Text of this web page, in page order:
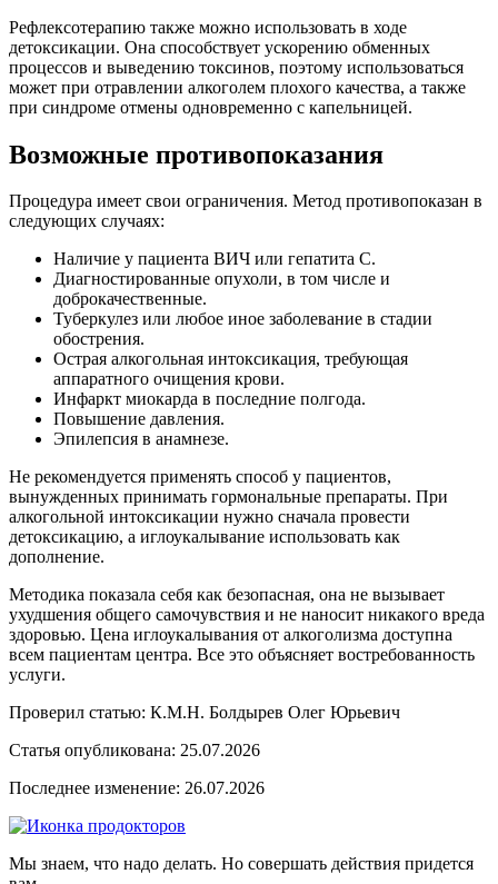
Рефлексотерапию также можно использовать в ходе
детоксикации. Она способствует ускорению обменных
процессов и выведению токсинов, поэтому использоваться
может при отравлении алкоголем плохого качества, а также
при синдроме отмены одновременно с капельницей.
Возможные противопоказания
Процедура имеет свои ограничения. Метод противопоказан в
следующих случаях:
Наличие у пациента ВИЧ или гепатита С.
Диагностированные опухоли, в том числе и
доброкачественные.
Туберкулез или любое иное заболевание в стадии
обострения.
Острая алкогольная интоксикация, требующая
аппаратного очищения крови.
Инфаркт миокарда в последние полгода.
Повышение давления.
Эпилепсия в анамнезе.
Не рекомендуется применять способ у пациентов,
вынужденных принимать гормональные препараты. При
алкогольной интоксикации нужно сначала провести
детоксикацию, а иглоукалывание использовать как
дополнение.
Методика показала себя как безопасная, она не вызывает
ухудшения общего самочувствия и не наносит никакого вреда
здоровью. Цена иглоукалывания от алкоголизма доступна
всем пациентам центра. Все это объясняет востребованность
услуги.
Проверил статью: К.М.Н. Болдырев Олег Юрьевич
Статья опубликована: 25.07.2026
Последнее изменение: 26.07.2026
Мы знаем, что надо делать. Но совершать действия придется